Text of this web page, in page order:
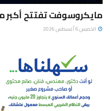
مايكروسوفت تفتتح أكبر
الخميس 6 أغسطس 2026